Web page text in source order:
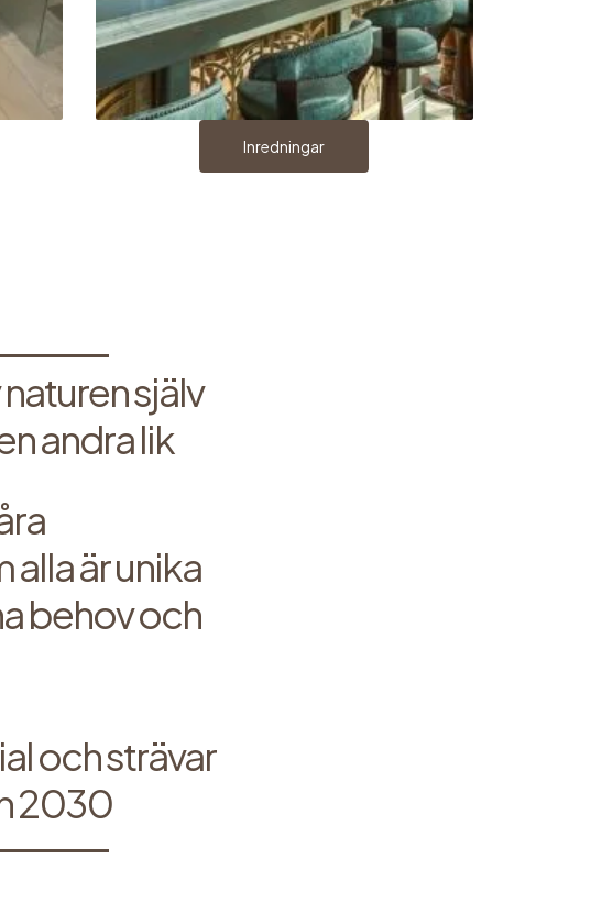
Inredningar
själv
andra lik
är unika
behov och
och strävar
2030